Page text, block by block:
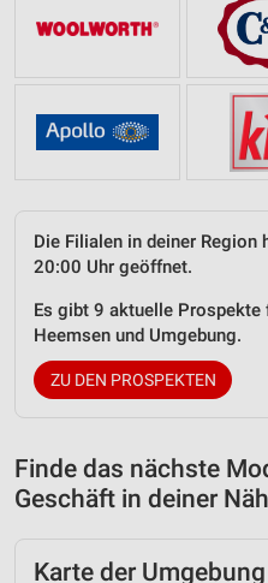
Die Filialen in deiner Region
20:00 Uhr geöffnet.
Es gibt 9 aktuelle
Heemsen und Umgebung.
ZU DEN PROSPEKTEN
Finde das nächste
Geschäft in deiner
Karte der